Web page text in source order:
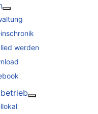
Weitere Informationen:
werden